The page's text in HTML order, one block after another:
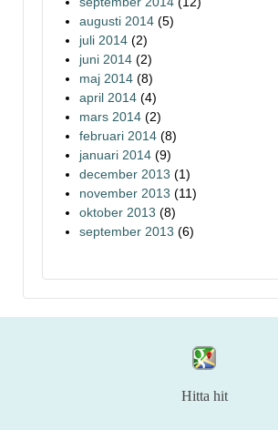
augusti 2014 (5)
juli 2014 (2)
juni 2014 (2)
maj 2014 (8)
april 2014 (4)
mars 2014 (2)
februari 2014 (8)
januari 2014 (9)
december 2013 (1)
november 2013 (11)
oktober 2013 (8)
september 2013 (6)
Hitta hit